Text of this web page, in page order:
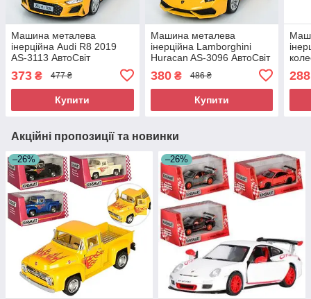
Машина металева
інерційна Audi R8 2019
AS-3113 АвтоСвіт
373 ₴ 477 ₴
Купити
Машина металева
інерційна Lamborghini
Huracan AS-3096 АвтоСвіт
380₴ 486 ₴
Купити
288
Акційні пропозиції та новинки
–26% –26%